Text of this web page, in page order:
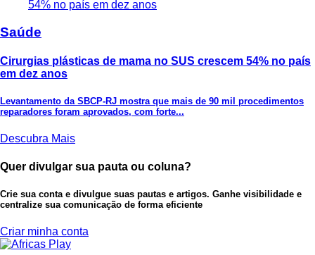
Saúde
Cirurgias plásticas de mama no SUS crescem 54% no país
em dez anos
Levantamento da SBCP-RJ mostra que mais de 90 mil procedimentos
reparadores foram aprovados, com forte...
Descubra Mais
Quer divulgar sua pauta ou coluna?
Crie sua conta e divulgue suas pautas e artigos. Ganhe visibilidade e
centralize sua comunicação de forma eficiente
Criar minha conta